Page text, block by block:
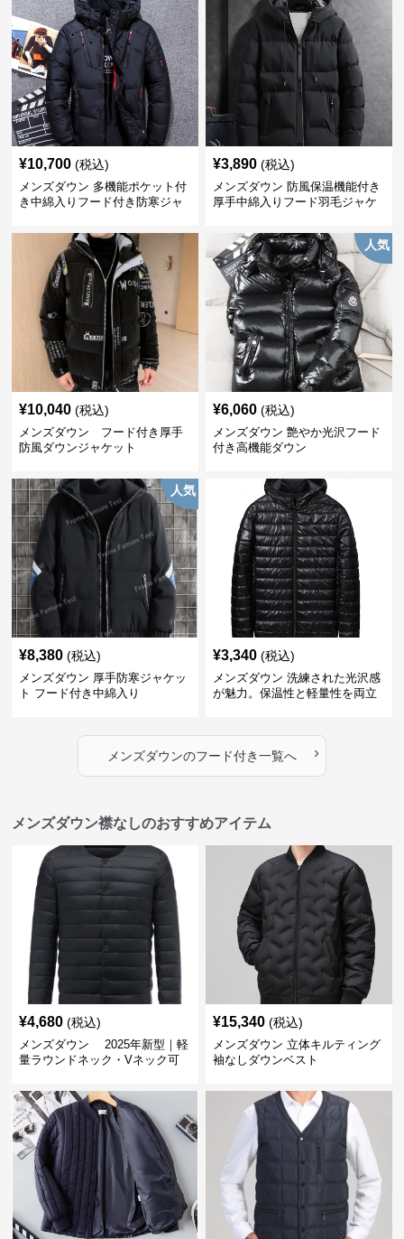
¥10,700 (税込)
メンズダウン 多機能ポケット付
き中綿入りフード付き防寒ジャ
¥3,890 (税込)
メンズダウン 防風保温機能付き
厚手中綿入りフード羽毛ジャケ
¥10,040 (税込)
メンズダウン フード付き厚手
防風ダウンジャケット
人気
¥6,060 (税込)
メンズダウン 艶やか光沢フード
付き高機能ダウン
人気
¥8,380 (税込)
メンズダウン 厚手防寒ジャケッ
ト フード付き中綿入り
¥3,340 (税込)
メンズダウン 洗練された光沢感
が魅力。保温性と軽量性を両立
メンズダウンのフード付き一覧へ ›
メンズダウン襟なしのおすすめアイテム
¥4,680 (税込)
メンズダウン 2025年新型｜軽
量ラウンドネック・Vネック可
¥15,340 (税込)
メンズダウン 立体キルティング
袖なしダウンベスト